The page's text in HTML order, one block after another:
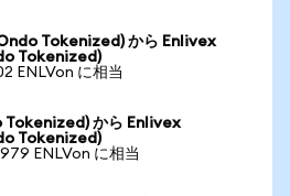
Tokenized) から Enlivex
Tokenized)
ENLVon に相当
Tokenized) から Enlivex
Tokenized)
ENLVon に相当